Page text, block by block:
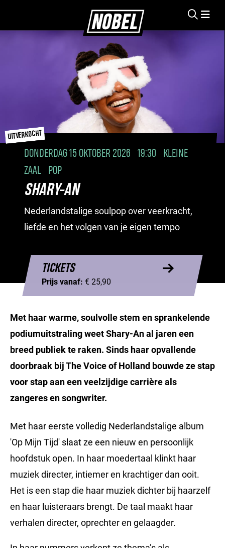
UITVERKOCHT
DONDERDAG 15 OKTOBER 2026 19:30
KLEINE
ZAAL
POP
SHARY-AN
Nederlandstalige soulpop over veerkracht,
liefde en het volgen van je eigen tempo
TICKETS
Prijs vanaf: € 25,90
Met haar warme, soulvolle stem en sprankelende
podiumuitstraling weet Shary-An al jaren een
breed publiek te raken. Sinds haar opvallende
doorbraak bij The Voice of Holland bouwde ze stap
voor stap aan een veelzijdige carrière als
zangeres en songwriter.
Met haar eerste volledig Nederlandstalige album
'Op Mijn Tijd' slaat ze een nieuw en persoonlijk
hoofdstuk open. In haar moedertaal klinkt haar
muziek directer, intiemer en krachtiger dan ooit.
Het is een stap die haar muziek dichter bij haarzelf
en haar luisteraars brengt. De taal maakt haar
verhalen directer, oprechter en gelaagder.